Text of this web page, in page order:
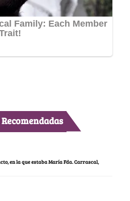
en la que estaba María Fda. Carrascal,